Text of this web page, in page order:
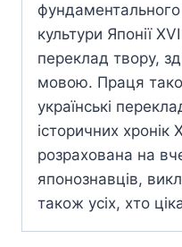
фундаментального
культури Японії
переклад твору,
мовою. Праця
українські
історичних хронік
розрахована на
японознавців,
також усіх, хто